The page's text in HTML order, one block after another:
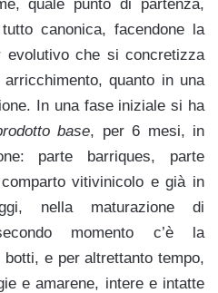
quale punto di partenza,
canonica, facendone la
che si concretizza
quanto in una
In una fase iniziale si ha
base, per 6 mesi, in
parte barriques, parte
vitivinicolo e già in
nella maturazione di
momento c’è la
e per altrettanto tempo,
e amarene, intere e intatte